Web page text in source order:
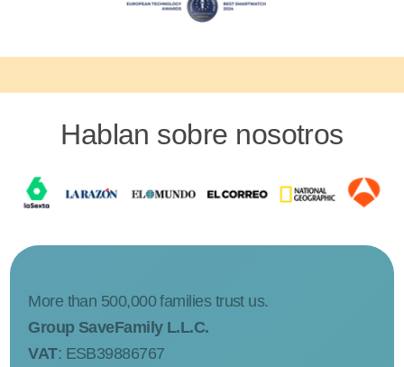
Hablan sobre nosotros
More than 500,000 families trust us.
Group SaveFamily L.L.C.
VAT: ESB39886767